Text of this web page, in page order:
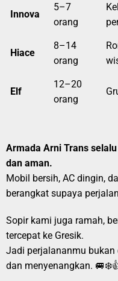
Innova
5–7
orang
Hiace
8–14
orang
Elf
12–20
orang
Armada Arni Trans
dan aman.
Mobil bersih, AC dingin,
berangkat supaya
Sopir kami juga ramah,
tercepat ke Gresik.
Jadi perjalananmu
dan menyenangkan.